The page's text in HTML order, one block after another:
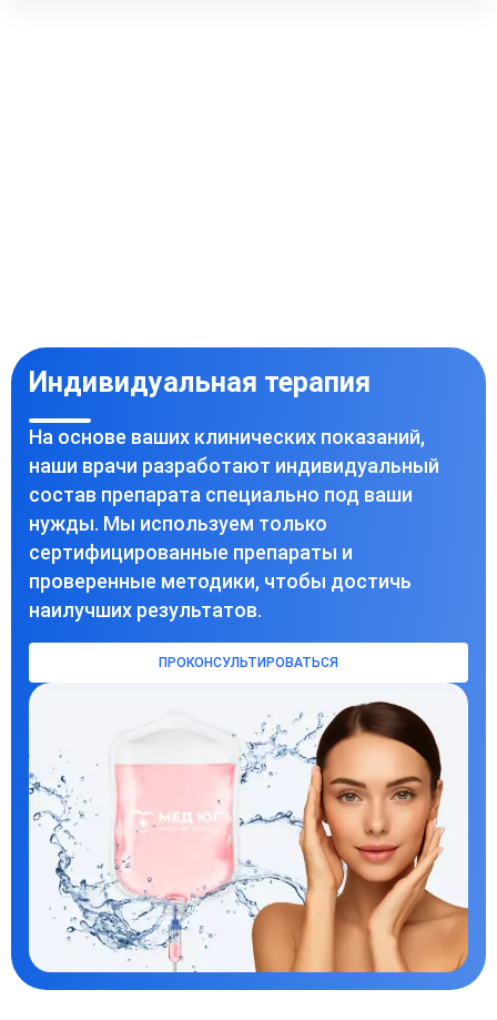
Индивидуальная терапия
На основе ваших клинических показаний,
наши врачи разработают индивидуальный
состав препарата специально под ваши
нужды. Мы используем только
сертифицированные препараты и
проверенные методики, чтобы достичь
наилучших результатов.
ПРОКОНСУЛЬТИРОВАТЬСЯ